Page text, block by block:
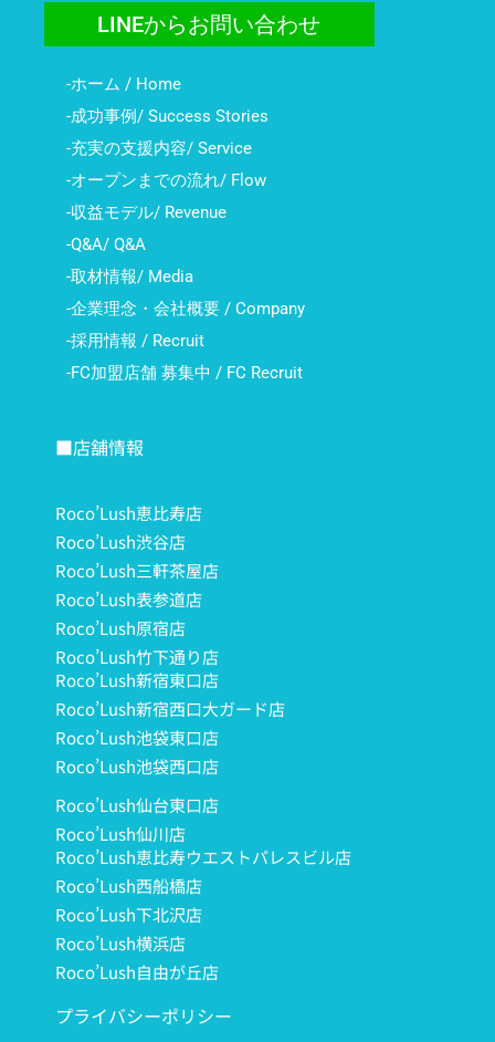
LINEからお問い合わせ
-ホーム / Home
-成功事例/ Success Stories
-充実の支援内容/ Service
-オープンまでの流れ/ Flow
-収益モデル/ Revenue
-Q&A/ Q&A
-取材情報/ Media
-企業理念・会社概要 / Company
-採用情報 / Recruit
-FC加盟店舗 募集中 / FC Recruit
■店舗情報
Roco’Lush恵比寿店
Roco’Lush渋谷店
Roco’Lush三軒茶屋店
Roco’Lush表参道店
Roco’Lush原宿店
Roco’Lush竹下通り店
Roco’Lush新宿東口店
Roco’Lush新宿西口大ガード店
Roco’Lush池袋東口店
Roco’Lush池袋西口店
Roco’Lush仙台東口店
Roco’Lush仙川店
Roco’Lush恵比寿ウエストパレスビル店
Roco’Lush西船橋店
Roco’Lush下北沢店
Roco’Lush横浜店
Roco’Lush自由が丘店
プライバシーポリシー